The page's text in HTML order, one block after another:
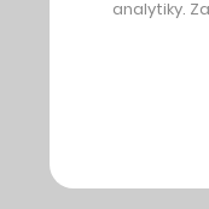
analytiky.